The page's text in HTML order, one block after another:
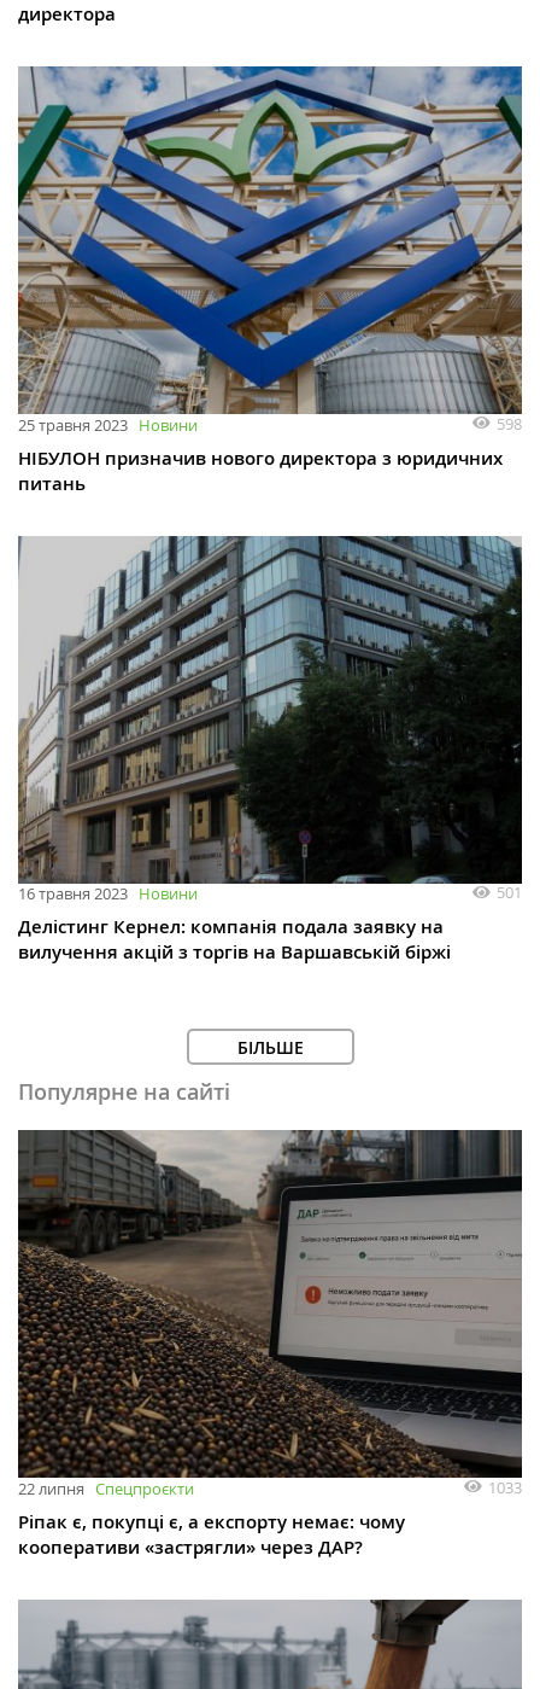
директора
25 травня 2023 Новини 598
НІБУЛОН призначив нового директора з юридичних
питань
16 травня 2023 Новини 501
Делістинг Кернел: компанія подала заявку на
вилучення акцій з торгів на Варшавській біржі
БІЛЬШЕ
Популярне на сайті
22 липня Спецпроєкти 1033
Ріпак є, покупці є, а експорту немає: чому
кооперативи «застрягли» через ДАР?